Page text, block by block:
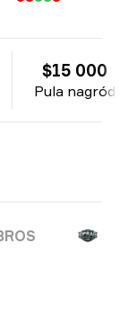
Pula nagród
$15 000